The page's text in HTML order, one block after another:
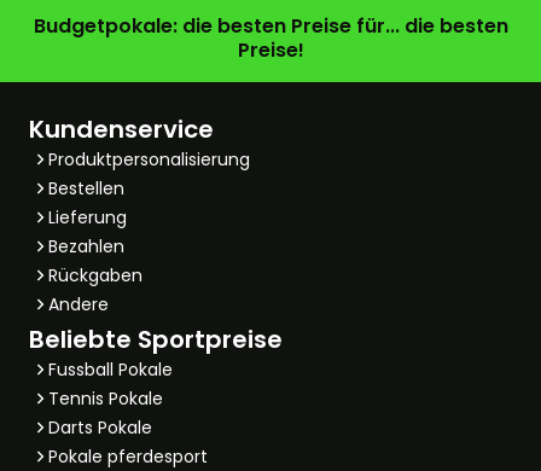
Budgetpokale: die besten Preise für... die besten
Preise!
Kundenservice
Produktpersonalisierung
Bestellen
Lieferung
Bezahlen
Rückgaben
Andere
Beliebte Sportpreise
Fussball Pokale
Tennis Pokale
Darts Pokale
Pokale pferdesport